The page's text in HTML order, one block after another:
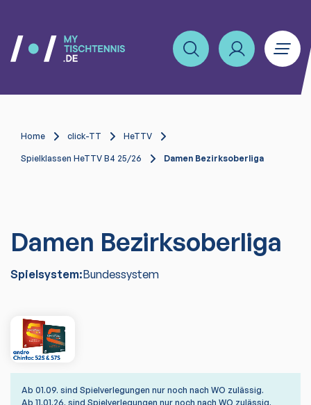
Home click-TT HeTTV
Spielklassen HeTTV B4 25/26 Damen Bezirksoberliga
Damen Bezirksoberliga
Spielsystem:Bundessystem
Ab 01.09. sind Spielverlegungen nur noch nach WO zulässig.
Ab 11.01.26. sind Spielverlegungen nur noch nach WO zulässig.